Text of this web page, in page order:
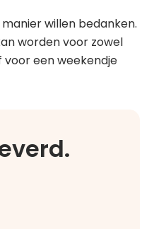
willen bedanken.
worden voor zowel
voor een weekendje